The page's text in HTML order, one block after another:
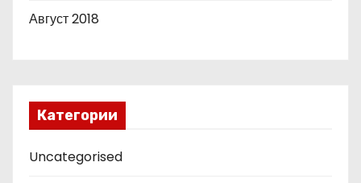
Август 2018
Категории
Uncategorised